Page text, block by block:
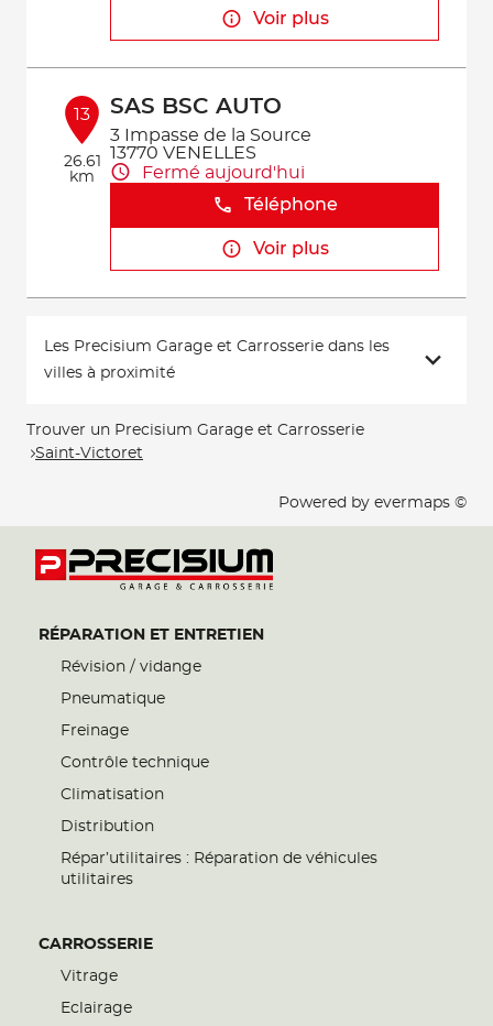
Voir plus
13
26.61
km
SAS BSC AUTO
3 Impasse de la Source
13770 VENELLES
Fermé aujourd'hui
Téléphone
Voir plus
Les Precisium Garage et Carrosserie dans les
villes à proximité
Trouver un Precisium Garage et Carrosserie
Saint-Victoret
Powered by evermaps ©
RÉPARATION ET ENTRETIEN
Révision / vidange
Pneumatique
Freinage
Contrôle technique
Climatisation
Distribution
Répar’utilitaires : Réparation de véhicules
utilitaires
CARROSSERIE
Vitrage
Eclairage